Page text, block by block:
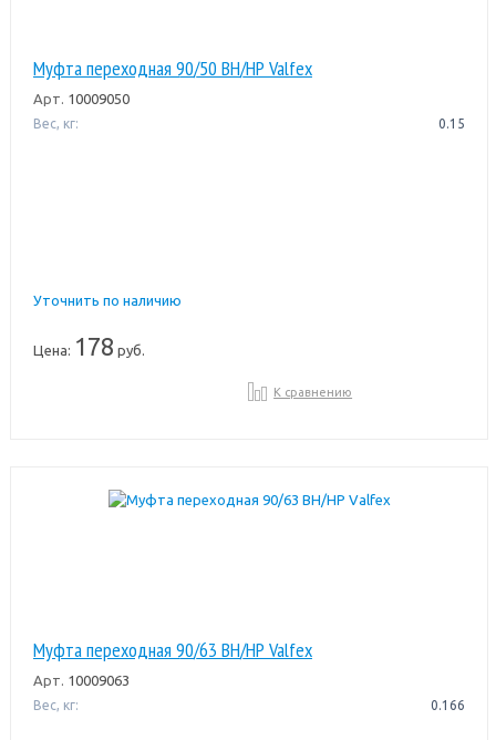
Муфта переходная 90/50 ВН/НР Valfex
Арт. 10009050
Вес, кг: 0.15
Уточнить по наличию
Цена: 178 руб.
К сравнению
Муфта переходная 90/63 ВН/НР Valfex
Арт. 10009063
Вес, кг: 0.166